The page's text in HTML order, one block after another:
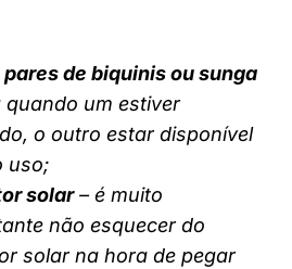
pares de biquinis ou sunga
quando um estiver
o outro estar disponível
uso;
solar– é muito
não esquecer do
solar na hora de pegar